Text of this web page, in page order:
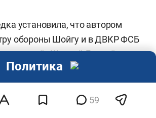
установила, что автором
обороны Шойгу и в ДВКР ФСБ
«Шалтай-Болтай»
(Льюис). Помимо взломов
хакерам приписывают
Twitter премьера Дмитрия
59
Политика